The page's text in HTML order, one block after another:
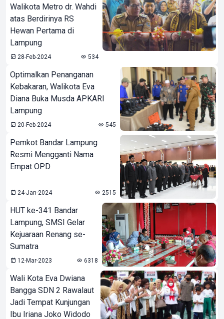
Walikota Metro dr. Wahdi
atas Berdirinya RS
Hewan Pertama di
Lampung
28-Feb-2024 534
Optimalkan Penanganan
Kebakaran, Walikota Eva
Diana Buka Musda APKARI
Lampung
20-Feb-2024 545
Pemkot Bandar Lampung
Resmi Mengganti Nama
Empat OPD
24-Jan-2024 2515
HUT ke-341 Bandar
Lampung, SMSI Gelar
Kejuaraan Renang se-
Sumatra
12-Mar-2023 6318
Wali Kota Eva Dwiana
Bangga SDN 2 Rawalaut
Jadi Tempat Kunjungan
Ibu Iriana Joko Widodo